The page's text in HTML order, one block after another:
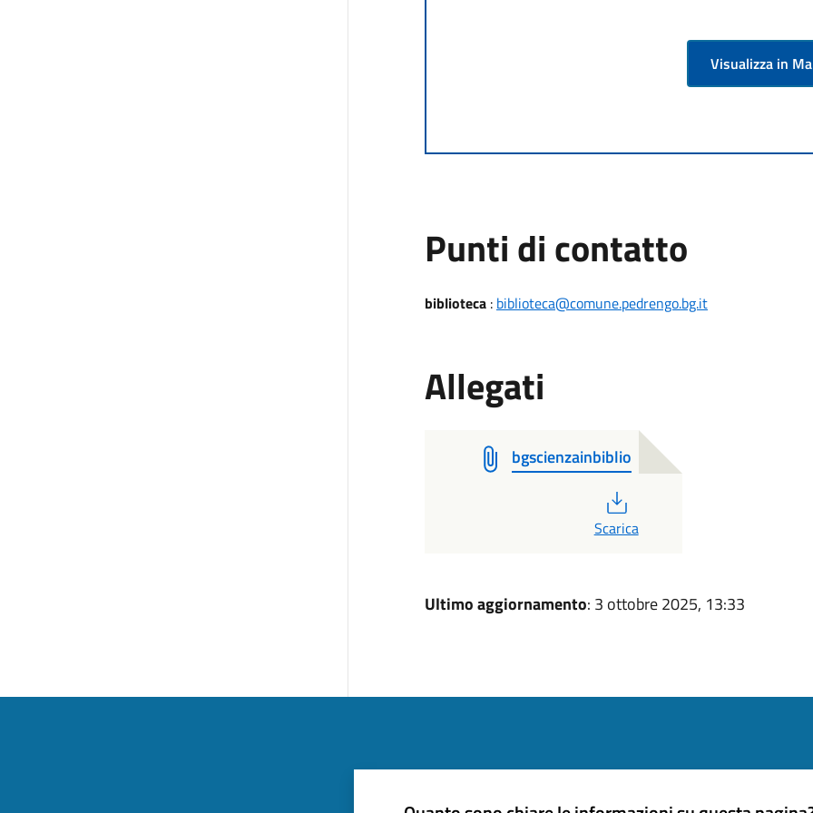
Visualizza in
Punti di contatto
biblioteca: biblioteca@comune.pedrengo.bg.it
Allegati
bgscienzainbiblio
Scarica
Ultimo aggiornamento: 3 ottobre 2025, 13:33